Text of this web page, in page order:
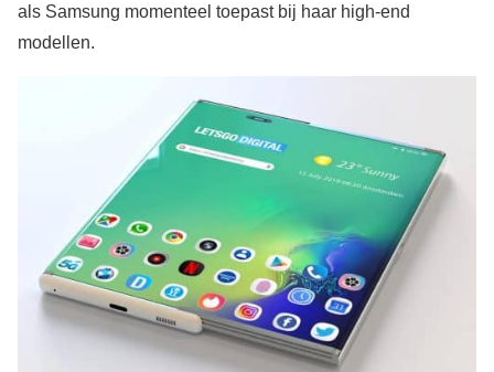
als Samsung momenteel toepast bij haar high-end
modellen.